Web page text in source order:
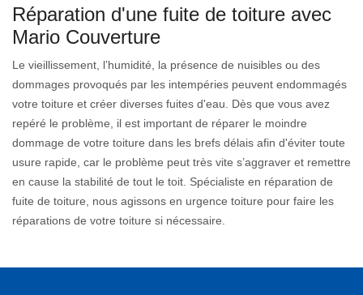
Réparation d'une fuite de toiture avec
Mario Couverture
Le vieillissement, l’humidité, la présence de nuisibles ou des
dommages provoqués par les intempéries peuvent endommagés
votre toiture et créer diverses fuites d'eau. Dès que vous avez
repéré le problème, il est important de réparer le moindre
dommage de votre toiture dans les brefs délais afin d'éviter toute
usure rapide, car le problème peut très vite s’aggraver et remettre
en cause la stabilité de tout le toit. Spécialiste en réparation de
fuite de toiture, nous agissons en urgence toiture pour faire les
réparations de votre toiture si nécessaire.